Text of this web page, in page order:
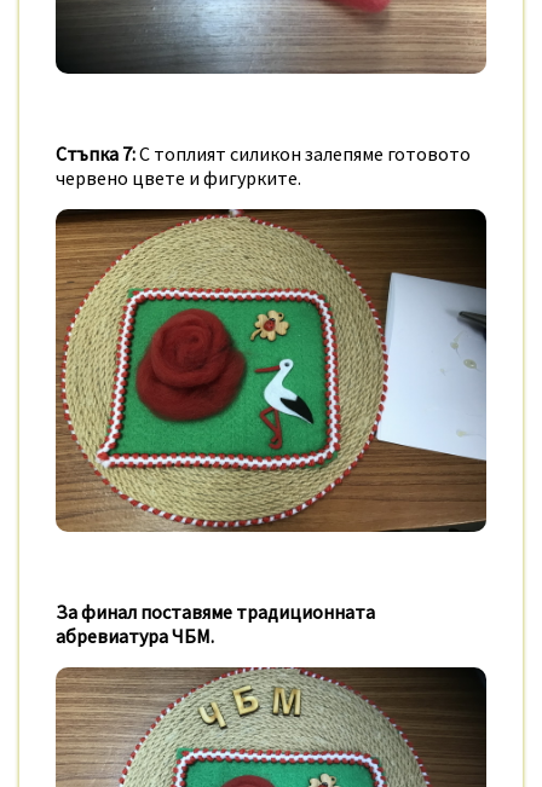
Стъпка 7:С топлият силикон залепяме готовото
червено цвете и фигурките.
За финал поставяме традиционната
абревиатура ЧБМ.